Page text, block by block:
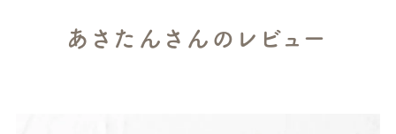
あさたんさんのレビュー